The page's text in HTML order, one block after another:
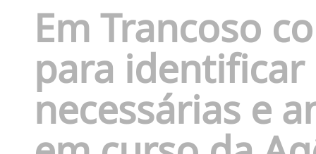
Em Trancoso
para
necessárias e